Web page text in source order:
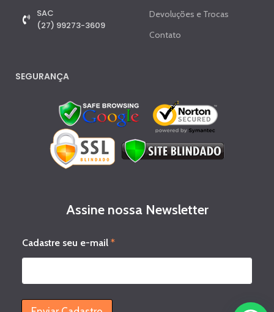
SAC
(27) 99273-3609
Devoluções e Trocas
Contato
SEGURANÇA
Assine nossa Newsletter
-
m
i
s
Cadastre seu e-mail*